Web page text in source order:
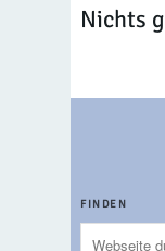
Nichts
FINDEN